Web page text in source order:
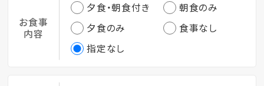
お食事
内容
夕食・朝食付き
朝食のみ
夕食のみ
食事なし
指定なし